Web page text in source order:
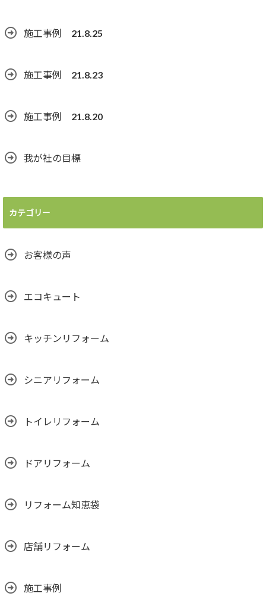
施工事例 21.8.25
施工事例 21.8.23
施工事例 21.8.20
我が社の目標
カテゴリー
お客様の声
エコキュート
キッチンリフォーム
シニアリフォーム
トイレリフォーム
ドアリフォーム
リフォーム知恵袋
店舗リフォーム
施工事例